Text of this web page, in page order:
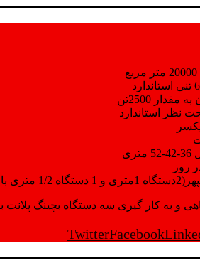
2500تن
نظر استاندارد
روز
با ظرفیت 2500 تن در کنار پرسنل متخصص و پر تلاش واحدهای تولید و ازمایشگاه,بتن با کیفیت را برای واحد
TwitterFacebook